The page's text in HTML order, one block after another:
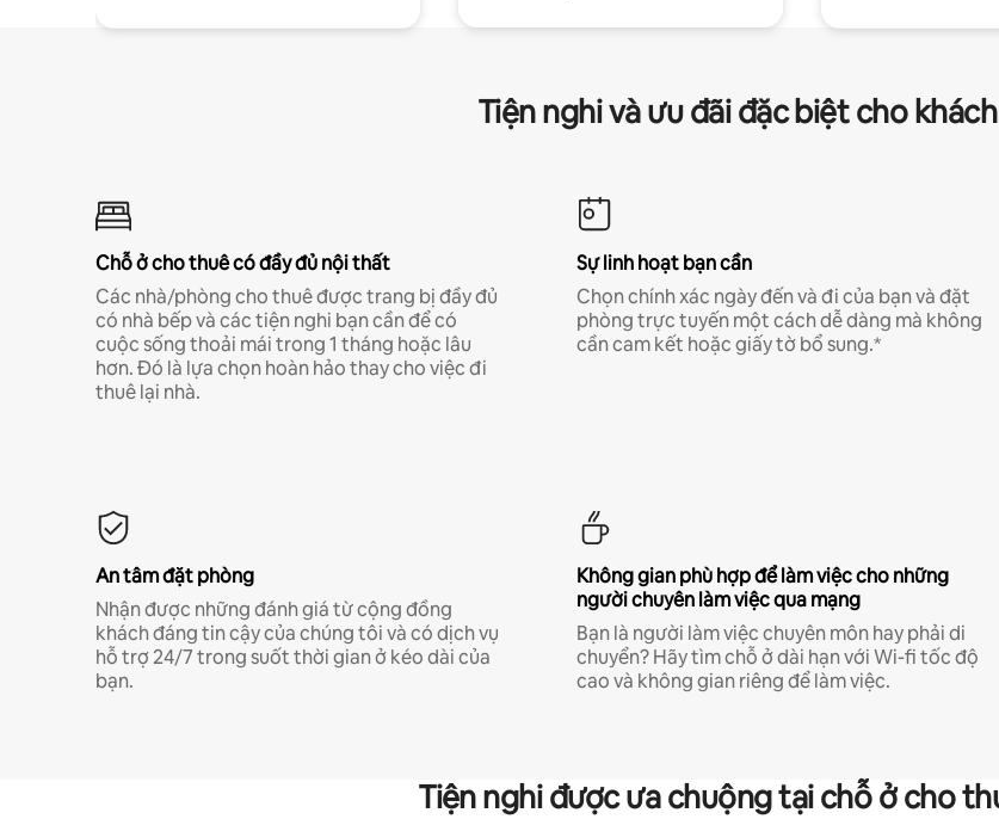
Tiện nghi và ưu đãi đặc biệt cho
Chỗ ở cho thuê có đầy đủ nội thất
Các nhà/phòng cho thuê được trang bị đầy đủ
có nhà bếp và các tiện nghi bạn cần để có
cuộc sống thoải mái trong 1 tháng hoặc lâu
hơn. Đó là lựa chọn hoàn hảo thay cho việc đi
thuê lại nhà.
Sự linh hoạt bạn cần
Chọn chính xác ngày đến và đi của bạn và đặt
phòng trực tuyến một cách dễ dàng mà không
cần cam kết hoặc giấy tờ bổ sung.*
An tâm đặt phòng
Nhận được những đánh giá từ cộng đồng
khách đáng tin cậy của chúng tôi và có dịch vụ
hỗ trợ 24/7 trong suốt thời gian ở kéo dài của
bạn.
Không gian phù hợp để làm việc cho những
người chuyên làm việc qua mạng
Bạn là người làm việc chuyên môn hay phải di
chuyển? Hãy tìm chỗ ở dài hạn với Wi-fi tốc độ
cao và không gian riêng để làm việc.
Tiện nghi được ưa chuộng tại chỗ ở cho